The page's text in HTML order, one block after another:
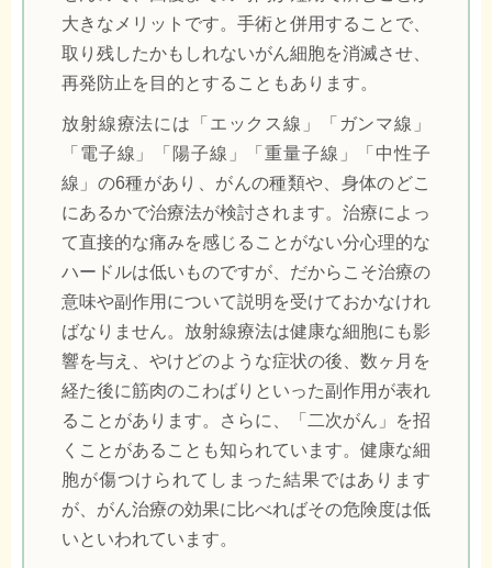
大きなメリットです。手術と併用することで、
取り残したかもしれないがん細胞を消滅させ、
再発防止を目的とすることもあります。
放射線療法には「エックス線」「ガンマ線」
「電子線」「陽子線」「重量子線」「中性子
線」の6種があり、がんの種類や、身体のどこ
にあるかで治療法が検討されます。治療によっ
て直接的な痛みを感じることがない分心理的な
ハードルは低いものですが、だからこそ治療の
意味や副作用について説明を受けておかなけれ
ばなりません。放射線療法は健康な細胞にも影
響を与え、やけどのような症状の後、数ヶ月を
経た後に筋肉のこわばりといった副作用が表れ
ることがあります。さらに、「二次がん」を招
くことがあることも知られています。健康な細
胞が傷つけられてしまった結果ではあります
が、がん治療の効果に比べればその危険度は低
いといわれています。